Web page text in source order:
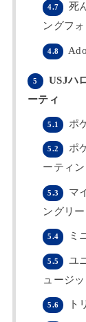
4.7
死
ングフォ
4.8
5
USJハ
ーティ
5.1 ポ
5.2
ポ
ーティ
5.3
マ
ングリ
5.4 ミ
5.5
ユ
ュージ
5.6 ト